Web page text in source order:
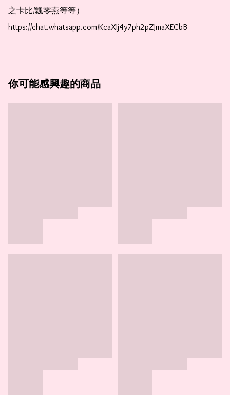
之卡比/飄零燕等等）
https://chat.whatsapp.com/KcaXIj4y7ph2pZJmaXECbB
你可能感興趣的商品